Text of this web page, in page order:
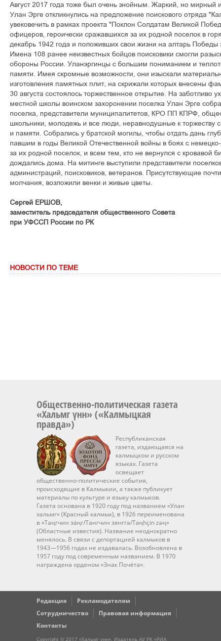
Àâãóñò 2017 ãîäà òîæå áûë î÷åíü çíîéíûì. Æàðêèé, íî
Óëàí Ýðãå îòêëèêíóëèñü íà ïðåäëîæåíèå ïîèñêîâîãî îòðÿäà
óâåêîâå÷èòü â ðàìêàõ ïðîåêòà "Ïîêëîí Ñîëäàòàì Âåëèêîé
îôèöåðîâ, ãåðîè÷åñêè ñðàæàâøèõñÿ çà èõ ðîäíîé ïîñåëîê â
äåêàáðü 1942 ãîäà è ïîëîæèâøèõ ñâîè æèçíè íà àëòàðü Ïîáåäû
Èìåíà 108 ðàíåå íåèçâåñòíûõ áîéöîâ ïîèñêîâèêè ñìîãëè
îáîðîíû Ðîññèè. Óëàíýðãèíöû ñ áîëüøèì ïîíèìàíèåì è òåïëîòîé
ïàìÿòè. Èìåÿ ñêðîìíûå âîçìîæíîñòè, îíè èçûñêàëè
èçãîòîâëåíèÿ ïàìÿòíûõ ïëèò, íà ñêðèæàëè êîòîðûõ âíåñåíû
30 àâãóñòà ñîñòîÿëîñü òîðæåñòâåííîå îòêðûòèå. Íà
ìåñòíîé øêîëû âîèíñêîì çàõîðîíåíèè ïîñåëêà Óëàí Ýðãå
ïîñåëêà, ïðåäñòàâèòåëè ìóíèöèïàëèòåòîâ, ÊÐÎ ÏÏ ÊÏÐÔ,
øêîëüíèêè, ìîëîäåæü è âñå ëþäè, íåðàâíîäóøíûå ê òîðæåñòâó
è ïàìÿòè. Ñîáðàëèñü ó áðàòñêîé ìîãèëû, ÷òîáû îòäàòü äàíü
ïàâøèì â ãîäû Âåëèêîé Îòå÷åñòâåííîé âîéíû â áîÿõ ñ
çà èõ ðîäíîé ïîñåëîê, è âñåì òåì, êòî íå âåðíóëñÿ ñ êðîâàâîé
äîæäàëèñü äîìà. Íà ìèòèíãå âûñòóïèëè ïðåäñòàâèòåëè
àäìèíèñòðàöèé, ïîèñêîâèêîâ, âåòåðàíîâ. Ïðèñóòñòâóþùèå
ìîë÷àíèÿ, âîçëîæèëè âåíêè è æèâûå öâåòû.
Ñåðãåé ÅÐØÎÂ,
çàìåñòèòåëü ïðåäñåäàòåëÿ îáùåñòâåííîãî Ñîâåòà
ïðè ÓÔÑÑÏ Ðîññèè ïî ÐÊ
НОВОСТИ ПО ТЕМЕ
Общественно-политическая газета
«Хальмг үнн» («Калмыцкая
правда»)
Республиканская
газета, издающаяся на
калмыцком и русском
языках. Газета
освещает
общественно-политические события,
происходящие в Калмыкии, а также публикует
материалы по культуре и языку калмыков.
Газета основана в 1920 году под названием «Улан
хальмг» (Красный калмык), в 1926 переименована
в «Таңгчин зäңг/Тангчин зянггә/Taңhçin zәң»
(Областные известия). Название неоднократно
менялось. В связи с депортацией калмыков в
1943—1956 годах не издавалась. Возобновлена в
1957 году под современным названием. В 1970
награждена орденом «Знак Почёта».
Редакция
Рекламодателям
Сотрудничество
Правовая информация
Контакты
Copyright © 2017 «Хальмг үнн». Издатель АУ РК «РИА